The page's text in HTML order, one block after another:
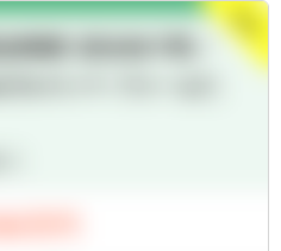
アセットマネジメント業務全般
して、より裁量の大きな業務にも
企業の税務を経験することがで
ができます。